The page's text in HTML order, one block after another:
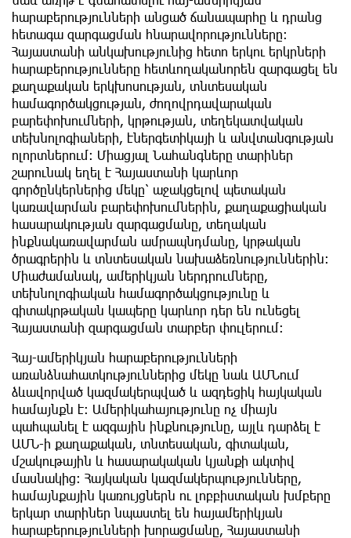
հարաբերությունների անցած ճանապարհը և դրանց
հետագա զարգացման հնարավորությունները։
Հայաստանի անկախությունից հետո երկու երկրների
հարաբերությունները հետևողականորեն զարգացել են
քաղաքական երկխոսության, տնտեսական
համագործակցության, ժողովրդավարական
բարեփոխումների, կրթության, տեղեկատվական
տեխնոլոգիաների, էներգետիկայի և անվտանգության
ոլորտներում։ Միացյալ Նահանգները տարիներ
շարունակ եղել է Հայաստանի կարևոր
գործընկերներից մեկը՝ աջակցելով պետական
կառավարման բարեփոխումներին, քաղաքացիական
հասարակության զարգացմանը, տեղական
ինքնակառավարման ամրապնդմանը, կրթական
ծրագրերին և տնտեսական նախաձեռնություններին։
Միաժամանակ, ամերիկյան ներդրումները,
տեխնոլոգիական համագործակցությունը և
գիտակրթական կապերը կարևոր դեր են ունեցել
Հայաստանի զարգացման տարբեր փուլերում։
Հայ-ամերիկյան հարաբերությունների
առանձնահատկություններից մեկը նաև ԱՄՆում
ձևավորված կազմակերպված և ազդեցիկ հայկական
համայնքն է։ Ամերիկահայությունը ոչ միայն
պահպանել է ազգային ինքնությունը, այլև դարձել է
ԱՄՆ-ի քաղաքական, տնտեսական, գիտական,
մշակութային և հասարակական կյանքի ակտիվ
մասնակից։ Հայկական կազմակերպությունները,
համայնքային կառույցներն ու լոբբիստական խմբերը
երկար տարիներ նպաստել են հայամերիկյան
հարաբերությունների խորացմանը, Հայաստանի